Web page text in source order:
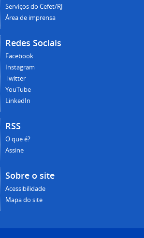
Serviços do Cefet/RJ
Área de imprensa
Redes Sociais
Facebook
Instagram
Twitter
YouTube
LinkedIn
RSS
O que é?
Assine
Sobre o site
Acessibilidade
Mapa do site